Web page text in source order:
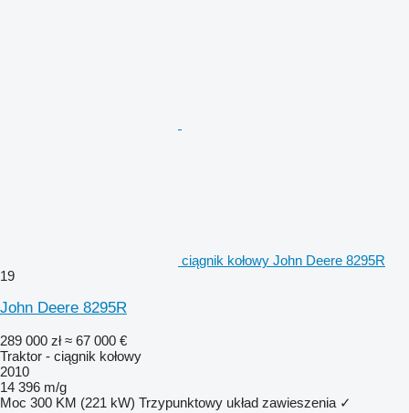
ciągnik kołowy John Deere 8295R
19
John Deere 8295R
289 000 zł ≈ 67 000 €
Traktor - ciągnik kołowy
2010
14 396 m/g
Moc 300 KM (221 kW) Trzypunktowy układ zawieszenia ✓